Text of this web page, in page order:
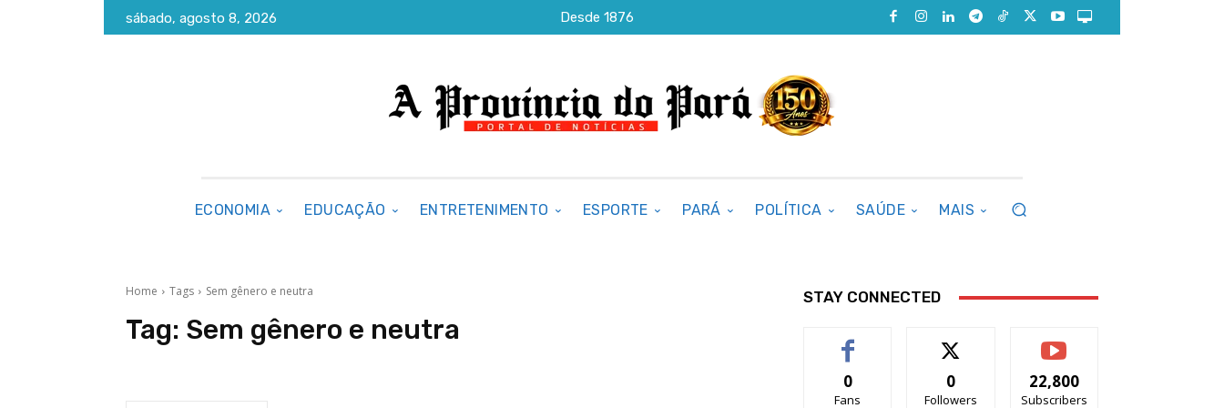
sábado, agosto 8, 2026 Desde 1876
ECONOMIA EDUCAÇÃO ENTRETENIMENTO ESPORTE PARÁ POLÍTICA SAÚDE MAIS
Home Tags Sem gênero e neutra
Tag: Sem gênero e neutra
STAY CONNECTED
0
Fans
0
Followers
22,800
Subscribers